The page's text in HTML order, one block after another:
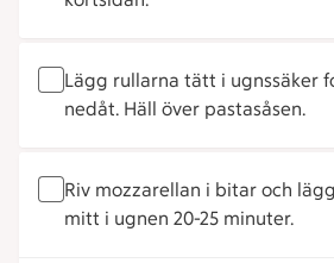
Lägg rullarna tätt i ugnssäker
nedåt. Häll över pastasåsen.
Riv mozzarellan i bitar och
mitt i ugnen 20-25 minuter.